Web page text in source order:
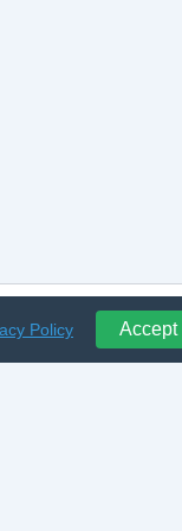
WordPress
Policy Accept